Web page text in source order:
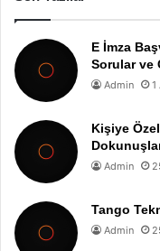
E İmza
Sorular ve
Admin 1
Kişiye
Admin
Tango
Admin